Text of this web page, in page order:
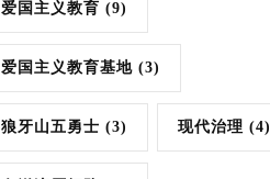
爱国主义教育 (9)
爱国主义教育基地 (3)
狼牙山五勇士 (3) 现代治理 (4)